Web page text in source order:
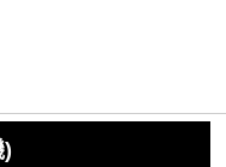
)